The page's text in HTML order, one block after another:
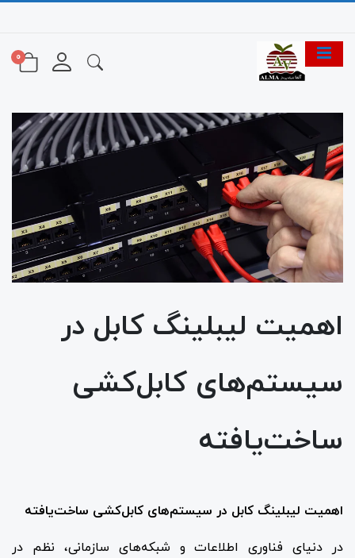
0
اهمیت لیبلینگ کابل در
سیستم‌های کابل‌کشی
ساخت‌یافته
اهمیت لیبلینگ کابل در سیستم‌های کابل‌کشی ساخت‌یافته
در دنیای فناوری اطلاعات و شبکه‌های سازمانی، نظم در